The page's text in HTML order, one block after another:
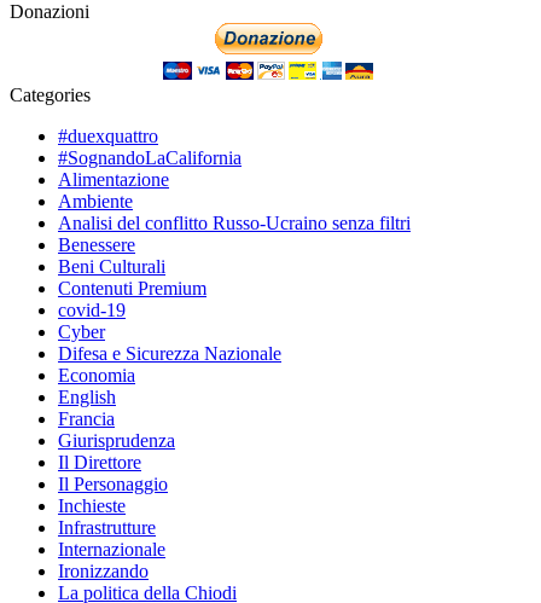
Donazioni
Categories
#duexquattro
#SognandoLaCalifornia
Alimentazione
Ambiente
Analisi del conflitto Russo-Ucraino senza filtri
Benessere
Beni Culturali
Contenuti Premium
covid-19
Cyber
Difesa e Sicurezza Nazionale
Economia
English
Francia
Giurisprudenza
Il Direttore
Il Personaggio
Inchieste
Infrastrutture
Internazionale
Ironizzando
La politica della Chiodi